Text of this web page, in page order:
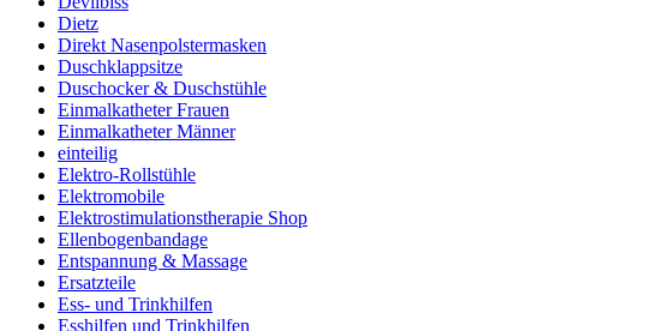
Dietz
Direkt Nasenpolstermasken
Duschklappsitze
Duschocker & Duschstühle
Einmalkatheter Frauen
Einmalkatheter Männer
einteilig
Elektro-Rollstühle
Elektromobile
Elektrostimulationstherapie Shop
Ellenbogenbandage
Entspannung & Massage
Ersatzteile
Ess- und Trinkhilfen
Esshilfen und Trinkhilfen